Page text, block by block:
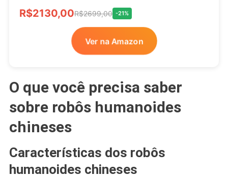
R$2130,00R$2699,00 -21%
Ver na Amazon
O que você precisa saber
sobre robôs humanoides
chineses
Características dos robôs
humanoides chineses